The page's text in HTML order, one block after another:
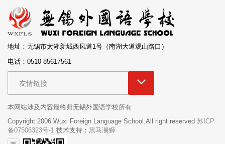
地址：无锡市太湖新城西凤道1号（南湖大道观山路口）
电话：0510-85617561
友情链接
本网站涉及内容最终归无锡外国语学校所有
Copyright 2006 Wuxi Foreign Language School.All right reserved 苏ICP
备07506323号-1 技术支持： 黑马澜狮